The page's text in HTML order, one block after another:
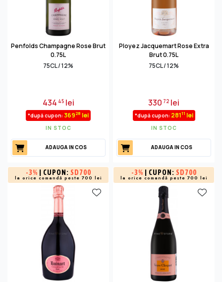
Penfolds Champagne Rose Brut
0.75L
75CL / 12%
434 45lei
*după cupon: 36928 lei
IN STOC
ADAUGA IN COS
Ployez Jacquemart Rose Extra
Brut 0.75L
75CL / 12%
330 72 lei
*după cupon: 28111 lei
IN STOC
ADAUGA IN COS
-3% | CUPON: SD700
la orice comandă peste 700 lei
-3% | CUPON: SD700
la orice comandă peste 700 lei